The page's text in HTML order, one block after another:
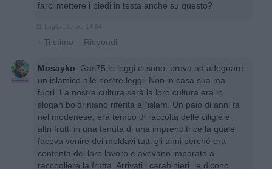
farci mettere i piedi in testa anche su questo?
11 Luglio alle ore 14:34
· Ti stimo · Rispondi
Mosayko: Gas75 le leggi ci sono, prova ad adeguare
un islamico alle nostre leggi. Non in casa sua ma
fuori. La nostra cultura sarà la loro cultura era lo
slogan boldriniano riferita all'islam. Un paio di anni fa
nel modenese, era tempo di raccolta delle ciligie e
altri frutti in una tenuta di una imprenditrice la quale
faceva venire dei moldavi tutti gli anni perché era
contenta del loro lavoro e avevano imparato a
raccogliere la frutta. Arrivati i carabinieri, le dicono